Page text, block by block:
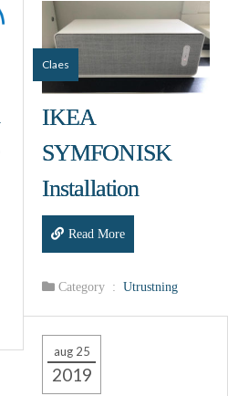
Claes
IKEA
SYMFONISK
Installation
Read More
Category : Utrustning
aug 25
2019